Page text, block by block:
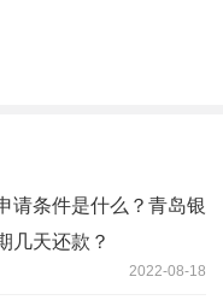
请条件是什么？青岛银
几天还款？
2022-08-18